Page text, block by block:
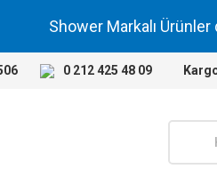
Shower Markalı Ürünler
0 212 425 48 09